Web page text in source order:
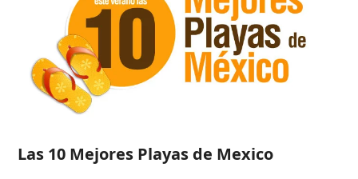
Las 10 Mejores Playas de Mexico